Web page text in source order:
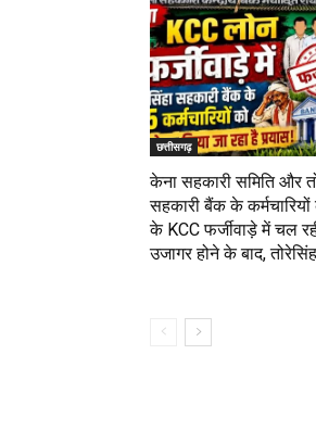
छत्तीसगढ़
केना सहकारी समिति और
सहकारी बैंक के
के KCC फर्जीवाड़े में चल
उजागर होने के बाद,